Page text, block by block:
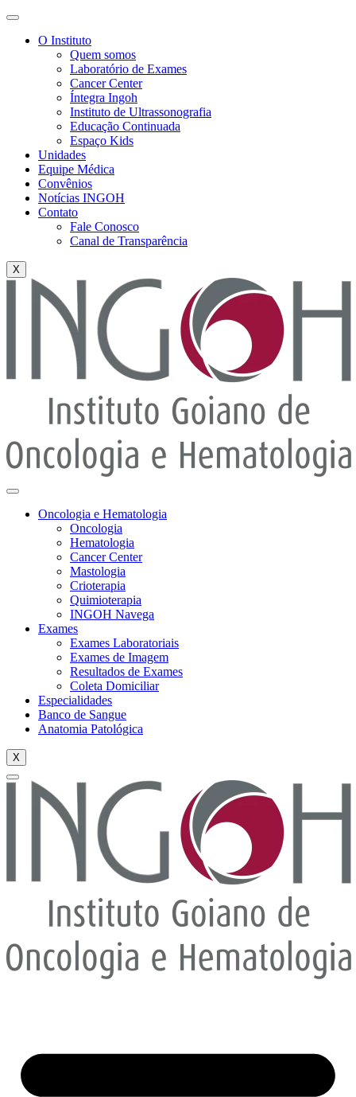
O Instituto
Quem somos
Laboratório de Exames
Cancer Center
Íntegra Ingoh
Instituto de Ultrassonografia
Educação Continuada
Espaço Kids
Unidades
Equipe Médica
Convênios
Notícias INGOH
Contato
Fale Conosco
Canal de Transparência
X
Oncologia e Hematologia
Oncologia
Hematologia
Cancer Center
Mastologia
Crioterapia
Quimioterapia
INGOH Navega
Exames
Exames Laboratoriais
Exames de Imagem
Resultados de Exames
Coleta Domiciliar
Especialidades
Banco de Sangue
Anatomia Patológica
X